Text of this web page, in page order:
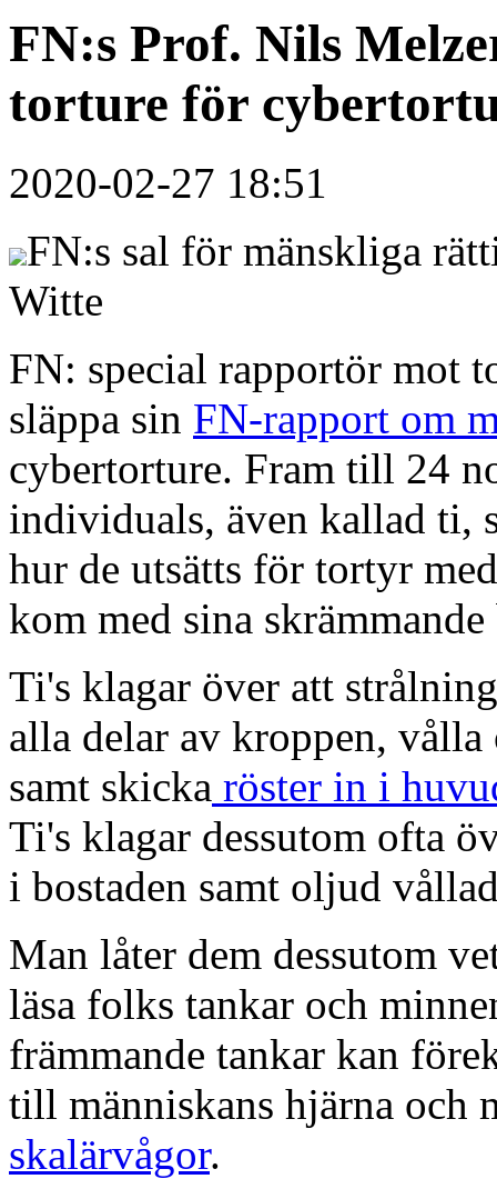
FN:s Prof. Nils
torture för
2020-02-27 18:51
FN:s sal för mänskliga
Witte
FN: special rapportör mot
släppa sin FN-rapport om
cybertorture. Fram till 24
individuals, även kallad ti,
hur de utsätts för tortyr
kom med sina
Ti's klagar över att
alla delar av kroppen,
samt skicka röster in i
Ti's klagar dessutom ofta
i bostaden samt oljud
Man låter dem dessutom
läsa folks tankar och
främmande tankar kan
till människans hjärna och
skalärvågor.